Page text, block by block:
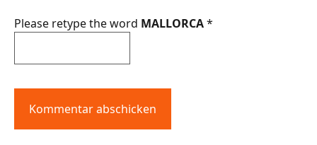
Please retype the word MALLORCA*